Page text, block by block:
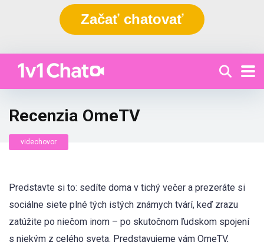
Začať chatovať
Recenzia OmeTV
videohovor
Predstavte si to: sedíte doma v tichý večer a prezeráte si
sociálne siete plné tých istých známych tvárí, keď zrazu
zatúžite po niečom inom – po skutočnom ľudskom spojení
s niekým z celého sveta. Predstavujeme vám OmeTV,